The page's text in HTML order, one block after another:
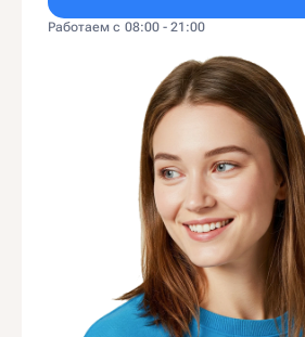
Работаем с 08:00 - 21:00